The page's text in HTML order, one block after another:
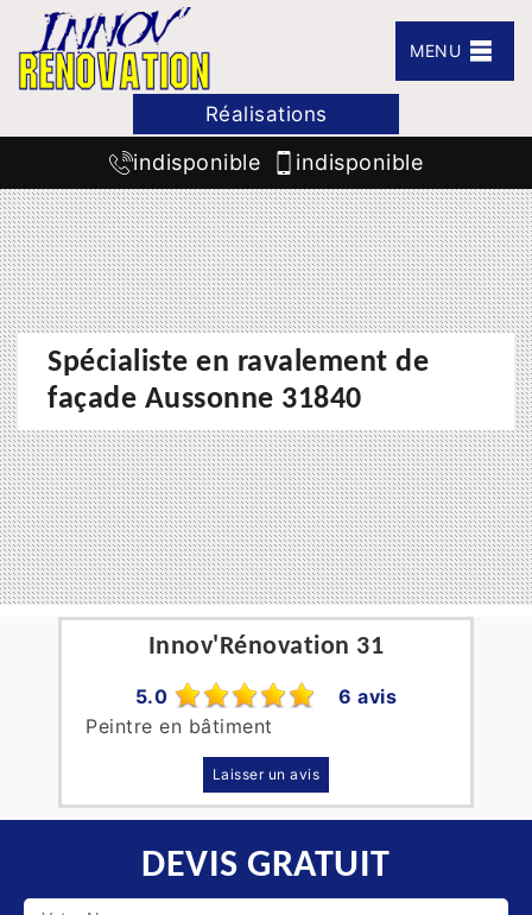
MENU
Réalisations
indisponible indisponible
Spécialiste en ravalement de
façade Aussonne 31840
Innov'Rénovation 31
5.0
6 avis
Peintre en bâtiment
Laisser un avis
DEVIS GRATUIT